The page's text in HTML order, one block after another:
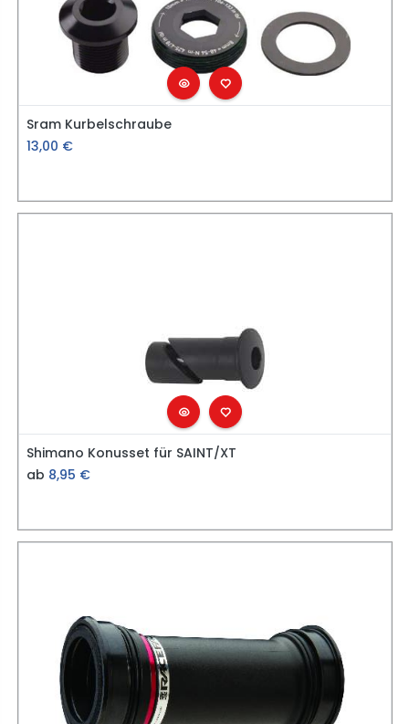
Sram Kurbelschraube
13,00 €
Shimano Konusset für SAINT/XT
ab 8,95 €